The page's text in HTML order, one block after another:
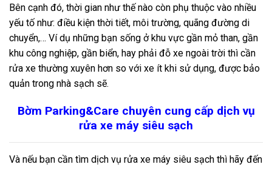
Bên cạnh đó, thời gian như thế nào còn phụ thuộc vào nhiều
yếu tố như: điều kiện thời tiết, môi trường, quãng đường di
chuyển,… Ví dụ những bạn sống ở khu vực gần mỏ than, gần
khu công nghiệp, gần biển, hay phải đỗ xe ngoài trời thì cần
rửa xe thường xuyên hơn so với xe ít khi sử dụng, được bảo
quản trong nhà sạch sẽ.
Bờm Parking&Care chuyên cung cấp dịch vụ
rửa xe máy siêu sạch
Và nếu bạn cần tìm dịch vụ rửa xe máy siêu sạch thì hãy đến